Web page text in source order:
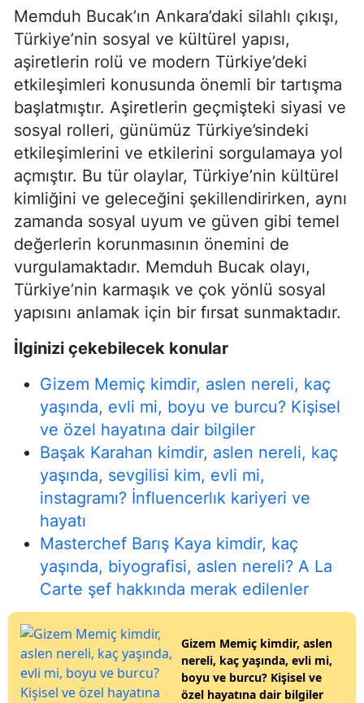
Memduh Bucak’ın Ankara’daki silahlı çıkışı,
Türkiye’nin sosyal ve kültürel yapısı,
aşiretlerin rolü ve modern Türkiye’deki
etkileşimleri konusunda önemli bir tartışma
başlatmıştır. Aşiretlerin geçmişteki siyasi ve
sosyal rolleri, günümüz Türkiye’sindeki
etkileşimlerini ve etkilerini sorgulamaya yol
açmıştır. Bu tür olaylar, Türkiye’nin kültürel
kimliğini ve geleceğini şekillendirirken, aynı
zamanda sosyal uyum ve güven gibi temel
değerlerin korunmasının önemini de
vurgulamaktadır. Memduh Bucak olayı,
Türkiye’nin karmaşık ve çok yönlü sosyal
yapısını anlamak için bir fırsat sunmaktadır.
İlginizi çekebilecek konular
Gizem Memiç kimdir, aslen nereli, kaç
yaşında, evli mi, boyu ve burcu? Kişisel
ve özel hayatına dair bilgiler
Başak Karahan kimdir, aslen nereli, kaç
yaşında, sevgilisi kim, evli mi,
instagramı? İnfluencerlık kariyeri ve
hayatı
Masterchef Barış Kaya kimdir, kaç
yaşında, biyografisi, aslen nereli? A La
Carte şef hakkında merak edilenler
Gizem Memiç kimdir, aslen
nereli, kaç yaşında, evli mi,
boyu ve burcu? Kişisel ve
özel hayatına dair bilgiler